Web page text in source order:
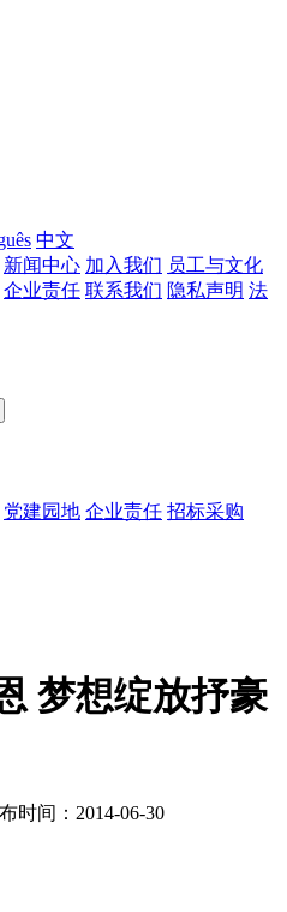
中文
新闻中心 加入我们 员工与文化
企业责任 联系我们 隐私声明 法
党建园地 企业责任 招标采购
梦想绽放抒豪
时间：2014-06-30